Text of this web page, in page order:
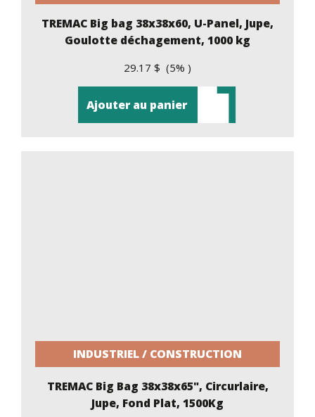
TREMAC Big bag 38x38x60, U-Panel, Jupe,
Goulotte déchagement, 1000 kg
29.17 $ (5% )
Ajouter au panier
INDUSTRIEL / CONSTRUCTION
TREMAC Big Bag 38x38x65", Circurlaire,
Jupe, Fond Plat, 1500Kg